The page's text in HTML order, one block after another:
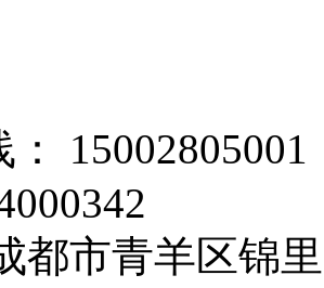
：
都市青羊区锦